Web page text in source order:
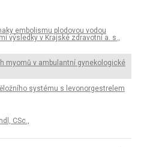
embolismu plodovou vodou
výsledky v Krajské zdravotní a. s.,
myomů v ambulantní gynekologické
systému s levonorgestrelem
CSc.,